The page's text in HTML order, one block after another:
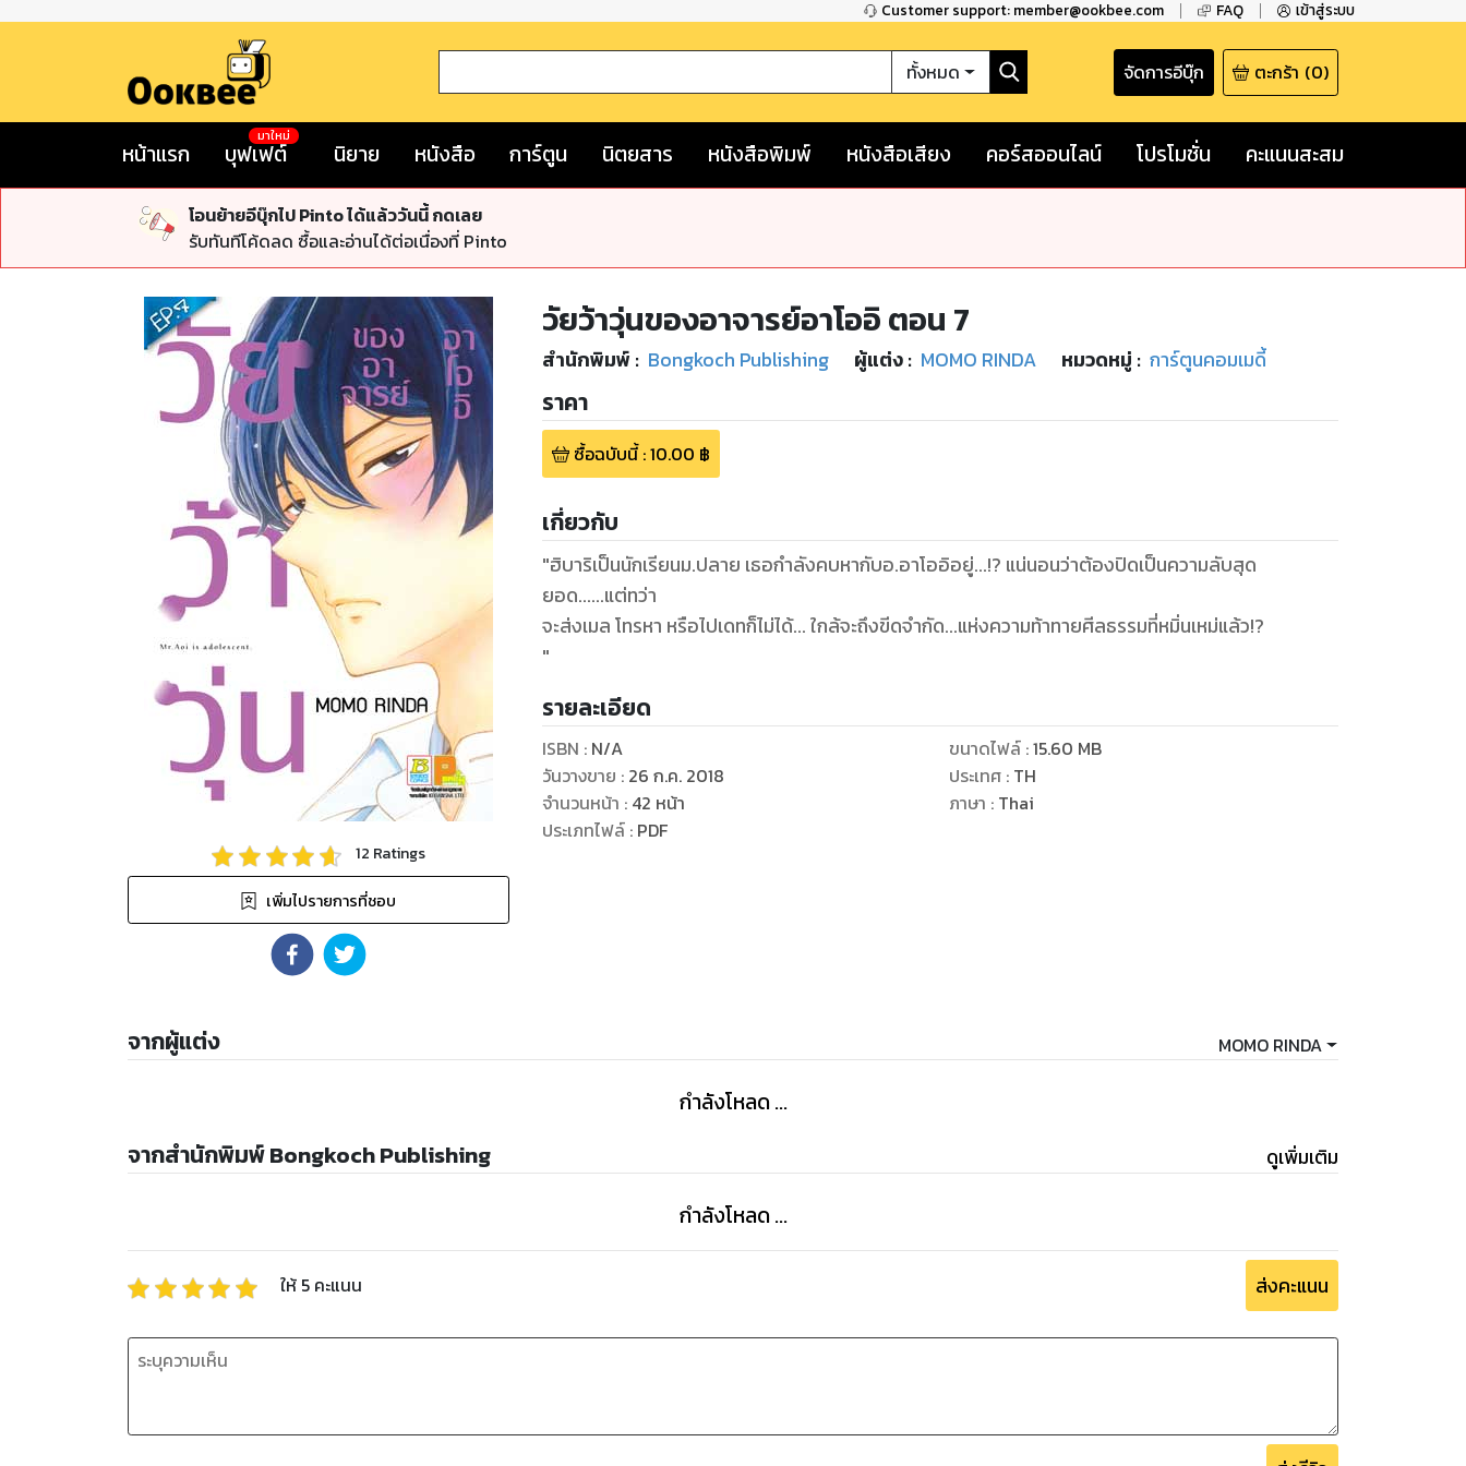
Customer support: member@ookbee.com FAQ เข้าสู่ระบบ
ทั้งหมด จัดการอีบุ๊ก ตะกร้า (0)
หน้าแรก บุฟเฟต์
มาใหม่
นิยาย หนังสือ การ์ตูน นิตยสาร หนังสือพิมพ์ หนังสือเสียง คอร์สออนไลน์ โปรโมชั่น คะแนนสะสม
โอนย้ายอีบุ๊กไป Pinto ได้แล้ววันนี้ กดเลย
รับทันทีโค้ดลด ซื้อและอ่านได้ต่อเนื่องที่ Pinto
12 Ratings
เพิ่มไปรายการที่ชอบ
วัยว้าวุ่นของอาจารย์อาโออิ ตอน 7
สำนักพิมพ์ : Bongkoch Publishing ผู้แต่ง : MOMO RINDA หมวดหมู่ : การ์ตูนคอมเมดี้
ราคา
ซื้อฉบับนี้:10.00 ฿
เกี่ยวกับ
"ฮิบาริเป็นนักเรียนม.ปลาย เธอกำลังคบหากับอ.อาโออิอยู่...!? แน่นอนว่าต้องปิดเป็นความลับสุด
ยอด......แต่ทว่า
จะส่งเมล โทรหา หรือไปเดทก็ไม่ได้... ใกล้จะถึงขีดจำกัด...แห่งความท้าทายศีลธรรมที่หมิ่นเหม่แล้ว!?
"
รายละเอียด
ISBN : N/A
วันวางขาย : 26 ก.ค. 2018
จำนวนหน้า : 42 หน้า
ประเภทไฟล์: PDF
ขนาดไฟล์:15.60 MB
ประเทศ : TH
ภาษา : Thai
จากผู้แต่ง MOMO RINDA
กำลังโหลด ...
จากสำนักพิมพ์ Bongkoch Publishing ดูเพิ่มเติม
กำลังโหลด ...
ให้ 5 คะแนน ส่งคะแนน